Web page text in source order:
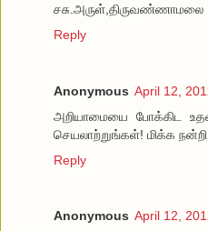
சசு.அருள்,திருவண்ணாமலை
Reply
Anonymous April 12,
அறியாமையை போக்கிட
செயலாற்றுங்கள்! மிக்க
Reply
Anonymous April 12,